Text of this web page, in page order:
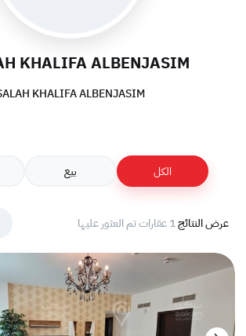
KHALIFA ALBENJASIM
KHALIFA ALBENJASIM
الكل بيع
عرض النتائج1 عقارات تم العثور عليها